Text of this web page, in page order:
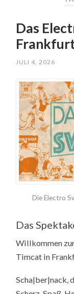
Das
JULI 4, 2026
Die Electro
Das
Willkommen
Timcat in
Scha|ber|nack,